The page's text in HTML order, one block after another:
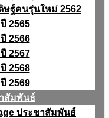
ษฐ์คนรุ่นใหม่ 2562
2565
2566
2567
2568
2569
สัมพันธ์
ประชาสัมพันธ์